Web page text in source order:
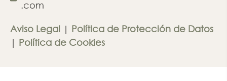
.com
Aviso Legal | Política de Protección de Datos
| Política de Cookies